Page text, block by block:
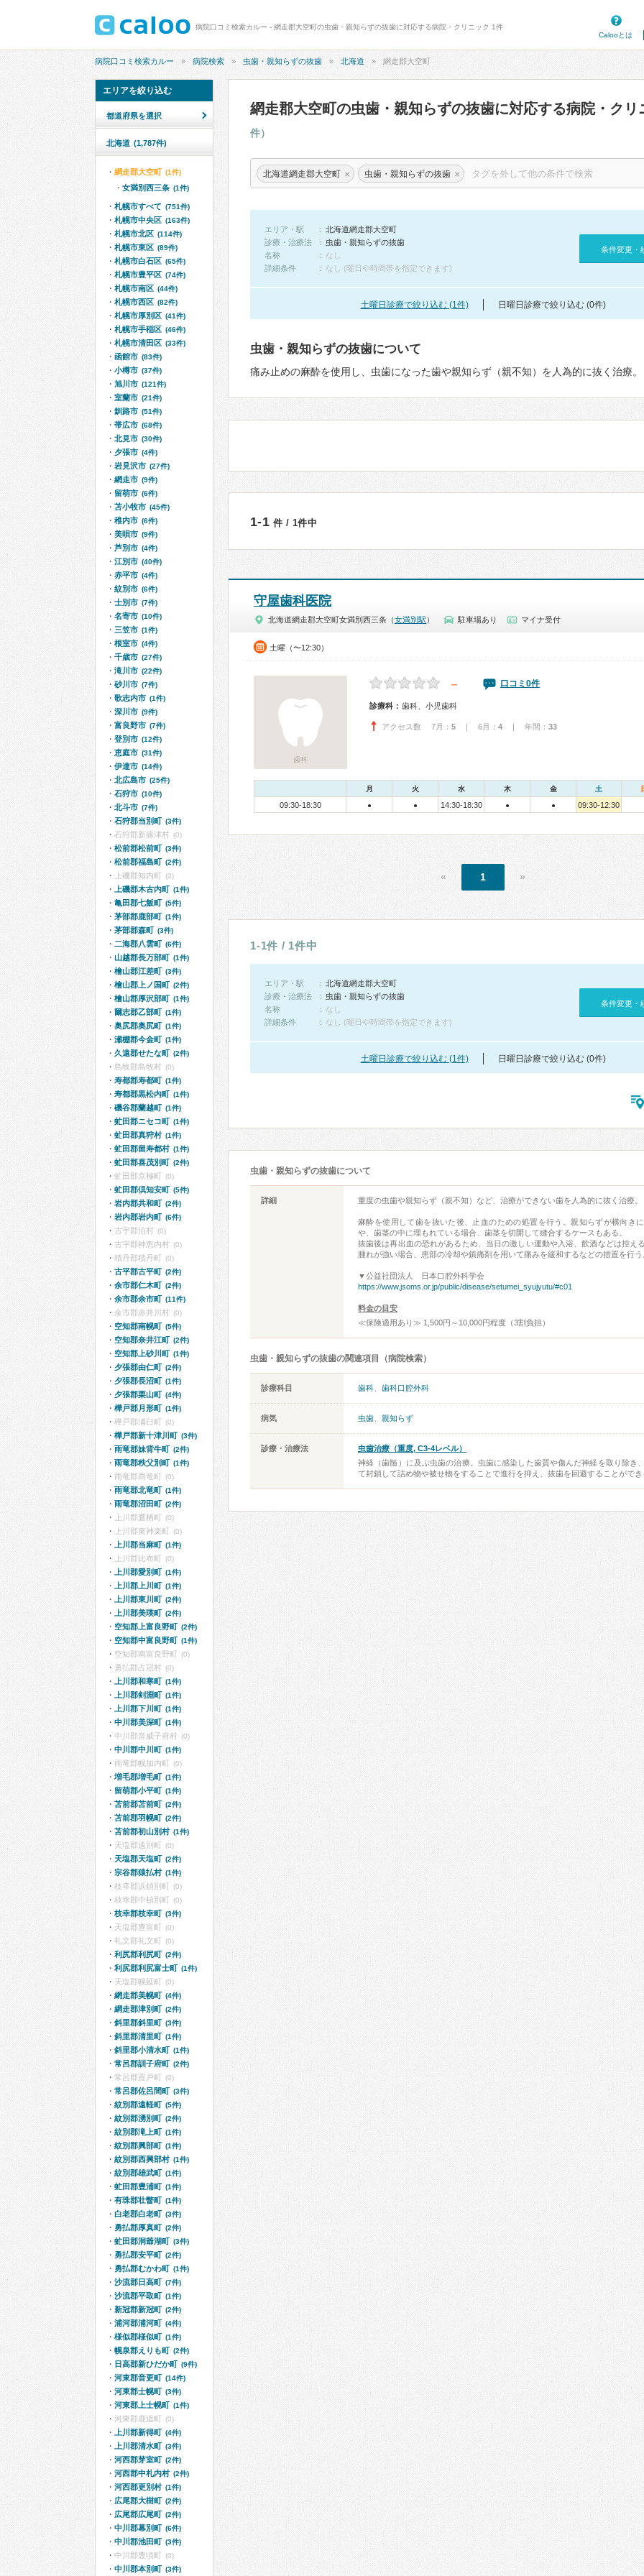
病院口コミ検索カルー - 網走郡大空町の虫歯・親知らずの抜歯に対応する病院・クリニック 1件
Calooとは
病院口コミ検索カルー 病院検索 虫歯・親知らずの抜歯 北海道 網走郡大空町
網走郡大空町の虫歯・親知らずの抜歯に対応する病院・ク
件）
北海道網走郡大空町 × 虫歯・親知らずの抜歯 ×
エリア・駅
北海道網走郡大空町
診療・治療法
虫歯・親知らずの抜歯
名称
なし
詳細条件
なし (曜日や時間帯を指定できます)
条件変更・
土曜日診療で絞り込む (1件) 日曜日診療で絞り込む (0件)
虫歯・親知らずの抜歯について
痛み止めの麻酔を使用し、虫歯になった歯や親知らず（親不知）を人為的に抜く治療。
1-1 件 / 1件中
守屋歯科医院
北海道網走郡大空町女満別西三条（女満別駅 ） 駐車場あり マイナ受付
土曜（〜12:30）
歯科
－ 口コミ0件
診療科： 歯科、小児歯科
アクセス数 7月： 5 | 6月： 4 | 年間： 33
月 火 水 木 金 土
09:30-18:30 ● ● 14:30-18:30 ● ● 09:30-12:30
« 1 »
1-1件 / 1件中
エリア・駅
北海道網走郡大空町
診療・治療法
虫歯・親知らずの抜歯
名称
なし
詳細条件
なし (曜日や時間帯を指定できます)
条件変更・
土曜日診療で絞り込む (1件) 日曜日診療で絞り込む (0件)
虫歯・親知らずの抜歯について
詳細 重度の虫歯や親知らず（親不知）など、治療ができない歯を人為的に抜く治療。
麻酔を使用して歯を抜いた後、止血のための処置を行う。親知らずが横向き
や、歯茎の中に埋もれている場合、歯茎を切開して縫合するケースもある。
抜歯後は再出血の恐れがあるため、当日の激しい運動や入浴、飲酒などは控え
腫れが強い場合、患部の冷却や鎮痛剤を用いて痛みを緩和するなどの措置を行う
▼公益社団法人 日本口腔外科学会
https://www.jsoms.or.jp/public/disease/setumei_syujyutu/#c01
料金の目安
≪保険適用あり≫ 1,500円～10,000円程度（3割負担）
虫歯・親知らずの抜歯の関連項目（病院検索）
診療科目 歯科 歯科口腔外科
病気 虫歯 親知らず
診療・治療法
虫歯治療（重度, C3-4レベル）
神経（歯髄）に及ぶ虫歯の治療。虫歯に感染した歯質や傷んだ神経を取り除き
て封鎖して詰め物や被せ物をすることで進行を抑え、抜歯を回避することができ
エリアを絞り込む
都道府県を選択
北海道 (1,787件)
網走郡大空町 (1件)
女満別西三条 (1件)
札幌市すべて (751件)
札幌市中央区 (163件)
札幌市北区 (114件)
札幌市東区 (89件)
札幌市白石区 (65件)
札幌市豊平区 (74件)
札幌市南区 (44件)
札幌市西区 (82件)
札幌市厚別区 (41件)
札幌市手稲区 (46件)
札幌市清田区 (33件)
函館市 (83件)
小樽市 (37件)
旭川市 (121件)
室蘭市 (21件)
釧路市 (51件)
帯広市 (68件)
北見市 (30件)
夕張市 (4件)
岩見沢市 (27件)
網走市 (9件)
留萌市 (6件)
苫小牧市 (45件)
稚内市 (6件)
美唄市 (9件)
芦別市 (4件)
江別市 (40件)
赤平市 (4件)
紋別市 (6件)
士別市 (7件)
名寄市 (10件)
三笠市 (1件)
根室市 (4件)
千歳市 (27件)
滝川市 (22件)
砂川市 (7件)
歌志内市 (1件)
深川市 (9件)
富良野市 (7件)
登別市 (12件)
恵庭市 (31件)
伊達市 (14件)
北広島市 (25件)
石狩市 (10件)
北斗市 (7件)
石狩郡当別町 (3件)
石狩郡新篠津村 (0)
松前郡松前町 (3件)
松前郡福島町 (2件)
上磯郡知内町 (0)
上磯郡木古内町 (1件)
亀田郡七飯町 (5件)
茅部郡鹿部町 (1件)
茅部郡森町 (3件)
二海郡八雲町 (6件)
山越郡長万部町 (1件)
檜山郡江差町 (3件)
檜山郡上ノ国町 (2件)
檜山郡厚沢部町 (1件)
爾志郡乙部町 (1件)
奥尻郡奥尻町 (1件)
瀬棚郡今金町 (1件)
久遠郡せたな町 (2件)
島牧郡島牧村 (0)
寿都郡寿都町 (1件)
寿都郡黒松内町 (1件)
磯谷郡蘭越町 (1件)
虻田郡ニセコ町 (1件)
虻田郡真狩村 (1件)
虻田郡留寿都村 (1件)
虻田郡喜茂別町 (2件)
虻田郡京極町 (0)
虻田郡倶知安町 (5件)
岩内郡共和町 (2件)
岩内郡岩内町 (6件)
古宇郡泊村 (0)
古宇郡神恵内村 (0)
積丹郡積丹町 (0)
古平郡古平町 (2件)
余市郡仁木町 (2件)
余市郡余市町 (11件)
余市郡赤井川村 (0)
空知郡南幌町 (5件)
空知郡奈井江町 (2件)
空知郡上砂川町 (1件)
夕張郡由仁町 (2件)
夕張郡長沼町 (1件)
夕張郡栗山町 (4件)
樺戸郡月形町 (1件)
樺戸郡浦臼町 (0)
樺戸郡新十津川町 (3件)
雨竜郡妹背牛町 (2件)
雨竜郡秩父別町 (1件)
雨竜郡雨竜町 (0)
雨竜郡北竜町 (1件)
雨竜郡沼田町 (2件)
上川郡鷹栖町 (0)
上川郡東神楽町 (0)
上川郡当麻町 (1件)
上川郡比布町 (0)
上川郡愛別町 (1件)
上川郡上川町 (1件)
上川郡東川町 (2件)
上川郡美瑛町 (2件)
空知郡上富良野町 (2件)
空知郡中富良野町 (1件)
空知郡南富良野町 (0)
勇払郡占冠村 (0)
上川郡和寒町 (1件)
上川郡剣淵町 (1件)
上川郡下川町 (1件)
中川郡美深町 (1件)
中川郡音威子府村 (0)
中川郡中川町 (1件)
雨竜郡幌加内町 (0)
増毛郡増毛町 (1件)
留萌郡小平町 (1件)
苫前郡苫前町 (2件)
苫前郡羽幌町 (2件)
苫前郡初山別村 (1件)
天塩郡遠別町 (0)
天塩郡天塩町 (2件)
宗谷郡猿払村 (1件)
枝幸郡浜頓別町 (0)
枝幸郡中頓別町 (0)
枝幸郡枝幸町 (3件)
天塩郡豊富町 (0)
礼文郡礼文町 (0)
利尻郡利尻町 (2件)
利尻郡利尻富士町 (1件)
天塩郡幌延町 (0)
網走郡美幌町 (4件)
網走郡津別町 (2件)
斜里郡斜里町 (3件)
斜里郡清里町 (1件)
斜里郡小清水町 (1件)
常呂郡訓子府町 (2件)
常呂郡置戸町 (0)
常呂郡佐呂間町 (3件)
紋別郡遠軽町 (5件)
紋別郡湧別町 (2件)
紋別郡滝上町 (1件)
紋別郡興部町 (1件)
紋別郡西興部村 (1件)
紋別郡雄武町 (1件)
虻田郡豊浦町 (1件)
有珠郡壮瞥町 (1件)
白老郡白老町 (3件)
勇払郡厚真町 (2件)
虻田郡洞爺湖町 (3件)
勇払郡安平町 (2件)
勇払郡むかわ町 (1件)
沙流郡日高町 (7件)
沙流郡平取町 (1件)
新冠郡新冠町 (2件)
浦河郡浦河町 (4件)
様似郡様似町 (1件)
幌泉郡えりも町 (2件)
日高郡新ひだか町 (9件)
河東郡音更町 (14件)
河東郡士幌町 (3件)
河東郡上士幌町 (1件)
河東郡鹿追町 (0)
上川郡新得町 (4件)
上川郡清水町 (3件)
河西郡芽室町 (2件)
河西郡中札内村 (2件)
河西郡更別村 (1件)
広尾郡大樹町 (2件)
広尾郡広尾町 (2件)
中川郡幕別町 (6件)
中川郡池田町 (3件)
中川郡豊頃町 (0)
中川郡本別町 (3件)